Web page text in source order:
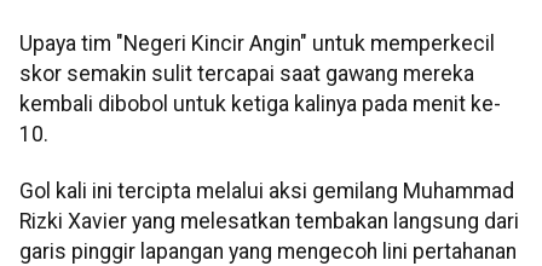
Upaya tim "Negeri Kincir Angin" untuk memperkecil
skor semakin sulit tercapai saat gawang mereka
kembali dibobol untuk ketiga kalinya pada menit ke-
10.
Gol kali ini tercipta melalui aksi gemilang Muhammad
Rizki Xavier yang melesatkan tembakan langsung dari
garis pinggir lapangan yang mengecoh lini pertahanan